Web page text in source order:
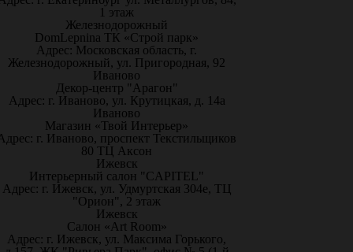
1 этаж
Железнодорожный
DomLepnina ТК «Строй парк»
Адрес: Московская область, г.
Железнодорожный, ул. Пригородная, 92
Иваново
Декор-центр "Арагон"
Адрес: г. Иваново, ул. Крутицкая, д. 14а
Иваново
Магазин «Твой Интерьер»
г. Иваново, проспект Текстильщиков
80 ТЦ Аксон
Ижевск
Интерьерный салон "CAPITEL"
Адрес: г. Ижевск, ул. Удмуртская 304е, ТЦ
"Орион", 2 этаж
Ижевск
Салон «Art Room»
Адрес: г. Ижевск, ул. Максима Горького,